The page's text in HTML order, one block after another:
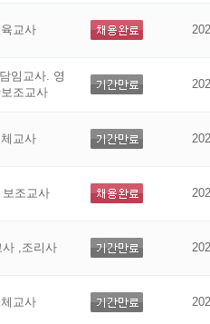
교사
임교사. 영
조교사
교사
보조교사
사 ,조리사
교사